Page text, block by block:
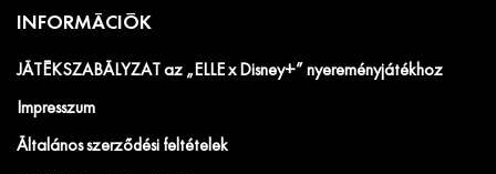
INFORMÁCIÓK
JÁTÉKSZABÁLYZAT az „ELLE x Disney+” nyereményjátékhoz
Impresszum
Általános szerződési feltételek